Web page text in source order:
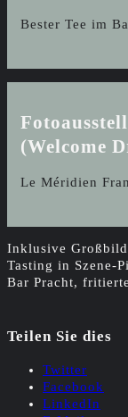
Bester Tee im
(Welcome
Le Méridien
Inklusive
Tasting in Szene-
Bar Pracht,
Teilen Sie dies
Twitter
Facebook
LinkedIn